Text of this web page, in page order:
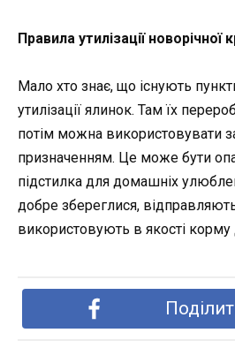
Правила утилізації новорічної
Мало хто знає, що існують
утилізації ялинок. Там їх
потім можна використовувати
призначенням. Це може бути
підстилка для домашніх
добре збереглися,
використовують в якості корму